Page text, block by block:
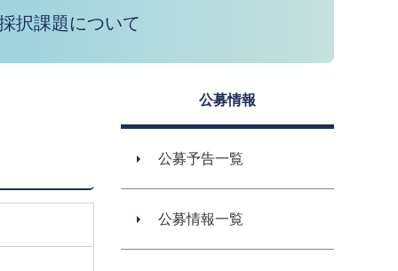
択課題について
公募情報
公募予告一覧
公募情報一覧